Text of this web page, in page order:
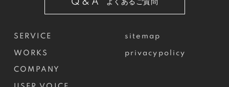
SERVICE
WORKS
COMPANY
sitemap
privacypolicy